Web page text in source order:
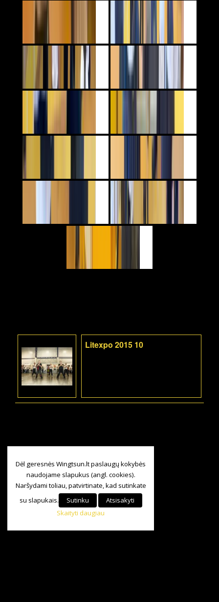
Litexpo 2015 10
Dėl geresnės Wingtsun.lt paslaugų kokybės
naudojame slapukus (angl. cookies).
Naršydami toliau, patvirtinate, kad sutinkate
su slapukais.
Sutinku
Atsisakyti
Skaityti daugiau